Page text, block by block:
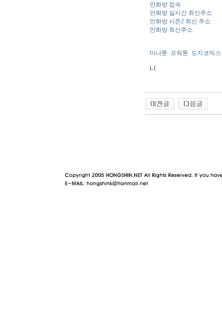
만화방 접속
만화방 실시간 최신주소
만화방 시즌2 최신 주소
만화방 최신주소
마나툰 프릭툰 도지코믹스
l-1